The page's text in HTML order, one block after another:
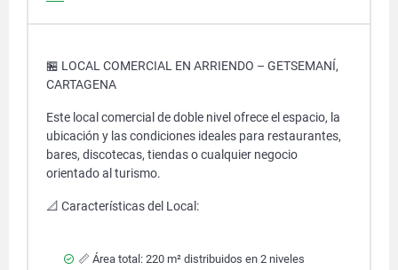
🏪 LOCAL COMERCIAL EN ARRIENDO – GETSEMANÍ,
CARTAGENA
Este local comercial de doble nivel ofrece el espacio, la
ubicación y las condiciones ideales para restaurantes,
bares, discotecas, tiendas o cualquier negocio
orientado al turismo.
📐 Características del Local:
📏 Área total: 220 m² distribuidos en 2 niveles